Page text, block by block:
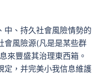
中、持久社會風險情勢的
會風險源(凡是是某些群
來豐盛其治理東西箱。
定，并完美小我信息維護